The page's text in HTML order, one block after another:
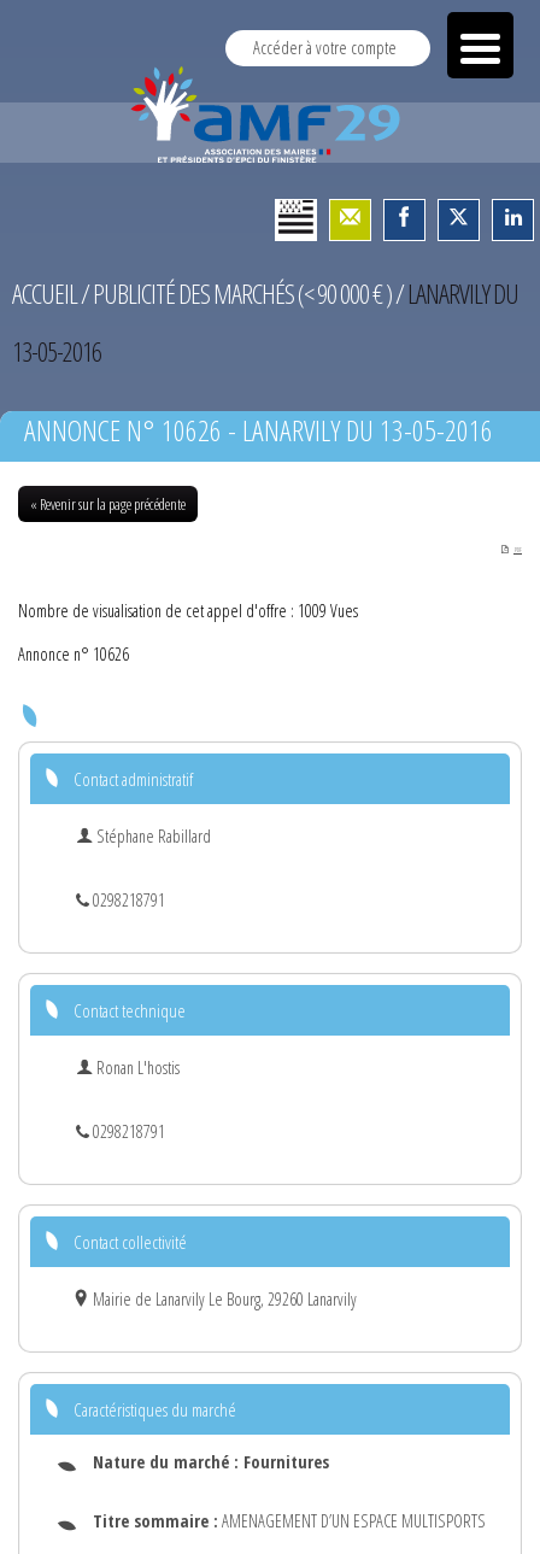
Accéder à votre compte
ACCUEIL/PUBLICITÉ DES MARCHÉS (< 90 000 € )/LANARVILY DU
13-05-2016
ANNONCE N° 10626 - LANARVILY DU 13-05-2016
« Revenir sur la page précédente
PDF
Nombre de visualisation de cet appel d'offre : 1009 Vues
Annonce n° 10626
Contact administratif
Stéphane Rabillard
0298218791
Contact technique
Ronan L'hostis
0298218791
Contact collectivité
Mairie de Lanarvily Le Bourg, 29260 Lanarvily
Caractéristiques du marché
Nature du marché : Fournitures
Titre sommaire : AMENAGEMENT D’UN ESPACE MULTISPORTS